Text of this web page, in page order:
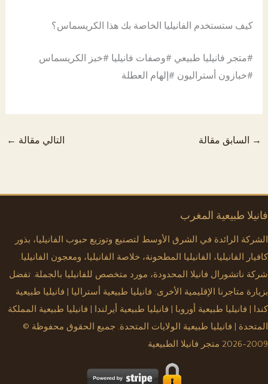
كيف ستستخدم الفانيليا الخاصة بك هذا الكريسماس؟
#متجر فانيليا طبيعي #وصفات فانيليا #خبز الكريسماس
#خبازون أستراليون #إلهام العطلة
→ السابق مقالة التالي مقالة ←
فانيلا طبيعية المغرب
الشركة الرائدة في الشرق الأوسط لتصنيع وتوزيع حبوب الفانيليا، بذور
كافيار الفانيليا، الفانيليا المطحونة، خلاصة الفانيليا، ومعجون الفانيليا.
شركة ناتشورال فانيلا المحدودة، مورد متخصص للفانيليا بالجملة. تفضل
بزيارة متاجرنا الإقليمية الأخرى: فانيليا طبيعية أستراليا
فانيليا طبيعية
كندا
فانيليا طبيعية أوروبا فانيليا طبيعية أيرلندا
فانيليا طبيعية المملكة
المتحدة
فانيليا طبيعية الولايات المتحدة. جميع الحقوق محفوظة ©
2009-2026 متجر فانيلا الطبيعية